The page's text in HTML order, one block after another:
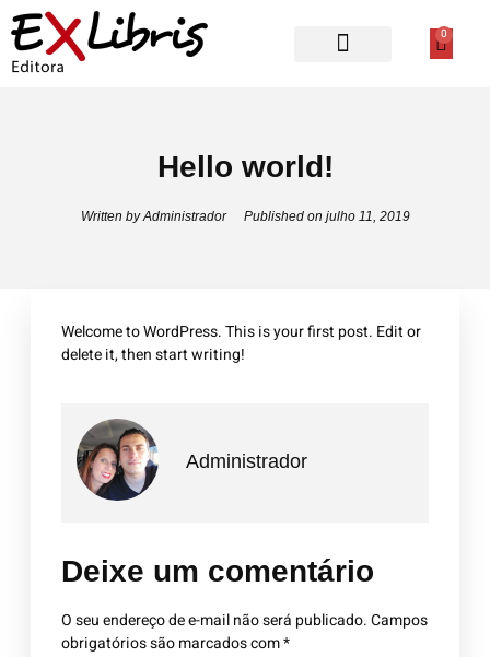
0
Hello world!
Written byAdministrador Published on julho 11, 2019
Welcome to WordPress. This is your first post. Edit or
delete it, then start writing!
Administrador
Deixe um comentário
O seu endereço de e-mail não será publicado.Campos
obrigatórios são marcados com*